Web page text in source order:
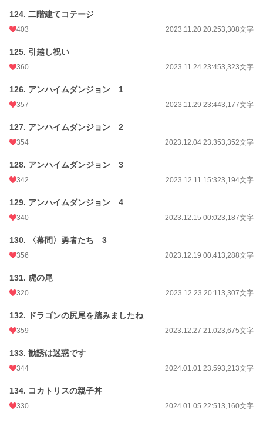
124. 二階建てコテージ
403 2023.11.20 20:253,308文字
125. 引越し祝い
360 2023.11.24 23:453,323文字
126. アンハイムダンジョン 1
357 2023.11.29 23:443,177文字
127. アンハイムダンジョン 2
354 2023.12.04 23:353,352文字
128. アンハイムダンジョン 3
342 2023.12.11 15:323,194文字
129. アンハイムダンジョン 4
340 2023.12.15 00:023,187文字
130. 〈幕間〉勇者たち 3
356 2023.12.19 00:413,288文字
131. 虎の尾
320 2023.12.23 20:113,307文字
132. ドラゴンの尻尾を踏みましたね
359 2023.12.27 21:023,675文字
133. 勧誘は迷惑です
344 2024.01.01 23:593,213文字
134. コカトリスの親子丼
330 2024.01.05 22:513,160文字